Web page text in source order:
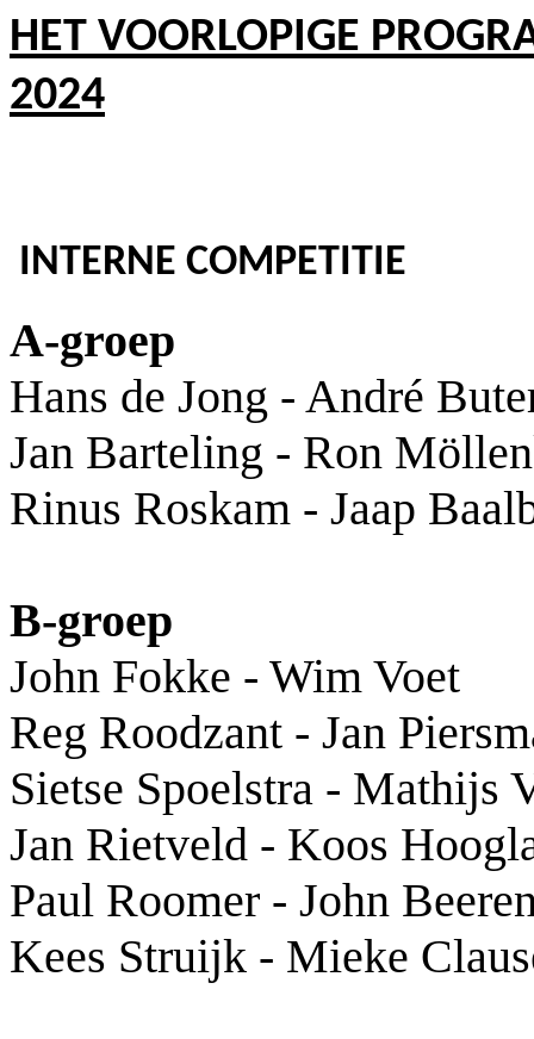
HET VOORLOPIGE
2024
INTERNE COMPETITIE
A-groep
Hans de Jong - André
Jan Barteling - Ron
Rinus Roskam - Jaap
B-groep
John Fokke - Wim Voet
Reg Roodzant - Jan
Sietse Spoelstra - Mathijs
Jan Rietveld - Koos
Paul Roomer - John
Kees Struijk - Mieke